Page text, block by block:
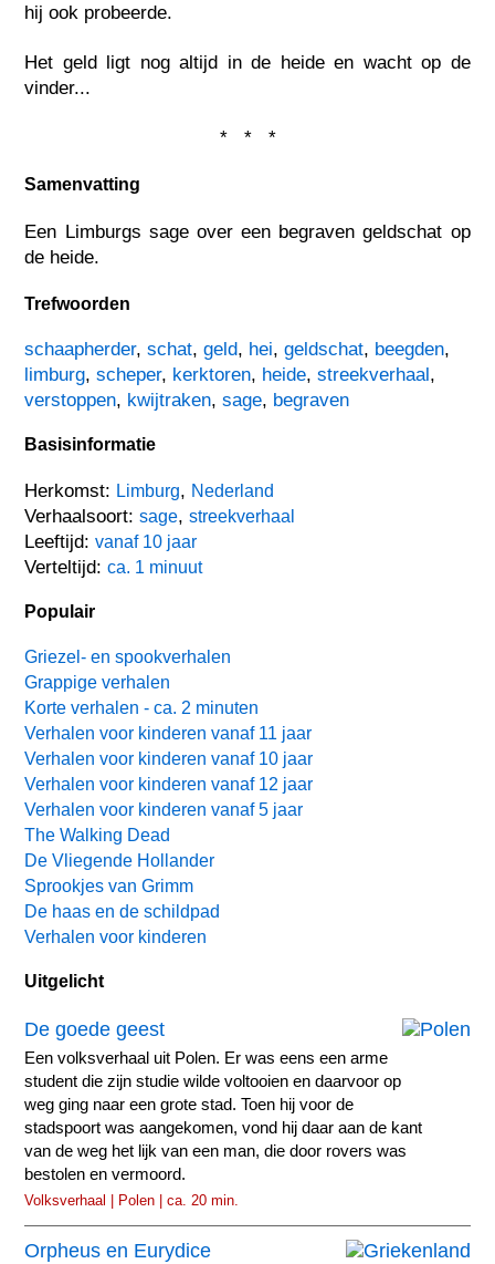
hij ook probeerde.
Het geld ligt nog altijd in de heide en wacht op de
vinder...
* * *
Samenvatting
Een Limburgs sage over een begraven geldschat op
de heide.
Trefwoorden
schaapherder,schat,geld, hei,geldschat, beegden,
limburg,scheper, kerktoren, heide,streekverhaal,
verstoppen, kwijtraken,sage, begraven
Basisinformatie
Herkomst: Limburg, Nederland
Verhaalsoort:sage,streekverhaal
Leeftijd:vanaf 10 jaar
Verteltijd:ca. 1 minuut
Populair
Griezel- en spookverhalen
Grappige verhalen
Korte verhalen - ca. 2 minuten
Verhalen voor kinderen vanaf 11 jaar
Verhalen voor kinderen vanaf 10 jaar
Verhalen voor kinderen vanaf 12 jaar
Verhalen voor kinderen vanaf 5 jaar
The Walking Dead
De Vliegende Hollander
Sprookjes van Grimm
De haas en de schildpad
Verhalen voor kinderen
Uitgelicht
De goede geest
Een volksverhaal uit Polen. Er was eens een arme
student die zijn studie wilde voltooien en daarvoor op
weg ging naar een grote stad. Toen hij voor de
stadspoort was aangekomen, vond hij daar aan de kant
van de weg het lijk van een man, die door rovers was
bestolen en vermoord.
Volksverhaal | Polen | ca. 20 min.
Orpheus en Eurydice